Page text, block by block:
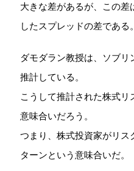
大きな差があるが、この
したスプレッドの差である。
ダモダラン教授は、ソブ
推計している。
こうして推計された株式リ
意味合いだろう。
つまり、株式投資家がリス
ターンという意味合いだ。